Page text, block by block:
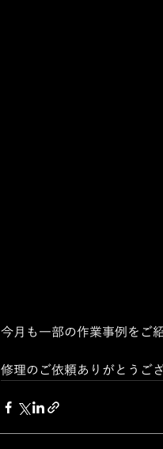
今月も一部の作業事例をご
修理のご依頼ありがとうご